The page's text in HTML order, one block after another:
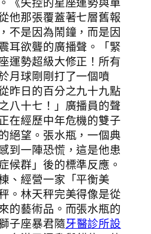
他那張覆蓋著七層舊報
不是因為鬧鐘，而是因
耳欲聾的廣播聲。「緊
運勢超級大修正！所有
月球剛剛打了一個噴
昨日的百分之九十九點
八十七！」廣播員的聲
在經歷中年危機的雙子
絕望。張水瓶，一個典
到一陣恐慌，這是他患
候群」後的標準反應。
、經營一家「平衡美
。林天秤完美得像是從
的藝術品。而張水瓶的
子座暴君隨牙醫診所設